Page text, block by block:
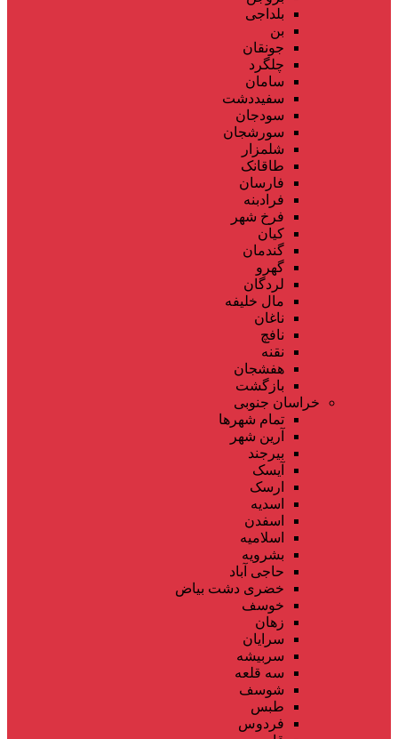
بلداجی
بن
جونقان
چلگرد
سامان
سفیددشت
سودجان
سورشجان
شلمزار
طاقانک
فارسان
فرادبنه
فرخ شهر
کیان
گندمان
گهرو
لردگان
مال خلیفه
ناغان
نافچ
نقنه
هفشجان
بازگشت
خراسان جنوبی
تمام شهر‌ها
آرین شهر
بیرجند
آیسک
ارسک
اسدیه
اسفدن
اسلامیه
بشرویه
حاجی آباد
خضری دشت بیاض
خوسف
زهان
سرایان
سربیشه
سه قلعه
شوسف
طبس
فردوس